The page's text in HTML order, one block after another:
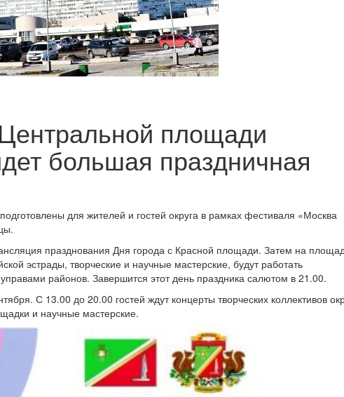
площади
большая праздничная
для жителей и гостей округа в рамках фестиваля «Москва
празднования Дня города с Красной площади. Затем на
эстрады, творческие и научные мастерские, будут работать
районов. Завершится этот день праздника салютом в 21.00.
С 13.00 до 20.00 гостей ждут концерты творческих коллективов
и научные мастерские.